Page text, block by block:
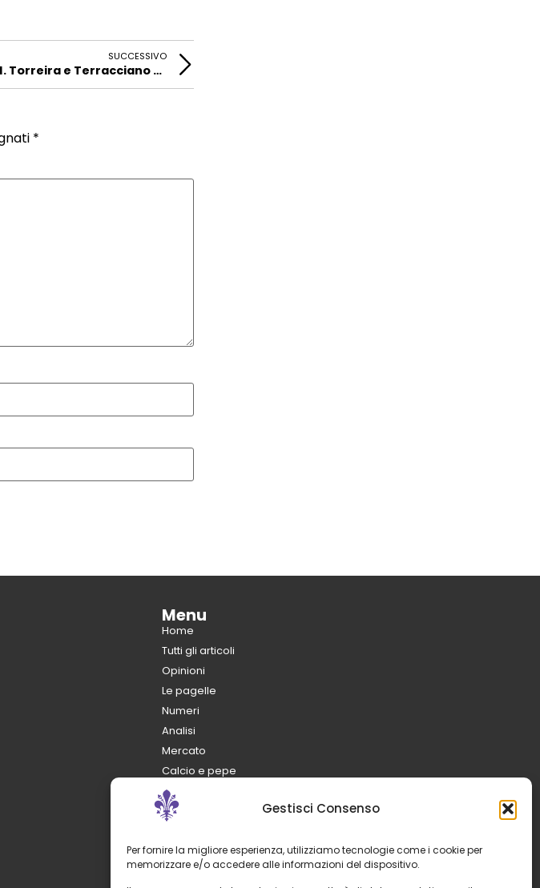
Gestisci Consenso
Per fornire la migliore esperienza, utilizziamo tecnologie come i cookie per
memorizzare e/o accedere alle informazioni del dispositivo.
SUCCESSIVO
Cagliari-Fiorentina 1-1. Torreira e Terracciano tengono a galla la Viola, Sottil decisivo
*
Menu
Home
Tutti gli articoli
Opinioni
Le pagelle
Numeri
Analisi
Mercato
Calcio e pepe
FantaViola
Il club
Staff tecnico